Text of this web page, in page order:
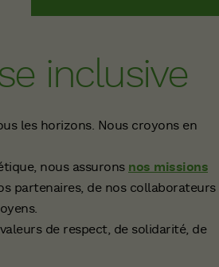
inclusive
les horizons. Nous croyons en
nous assurons nos missions
partenaires, de nos collaborateurs
de respect, de solidarité, de